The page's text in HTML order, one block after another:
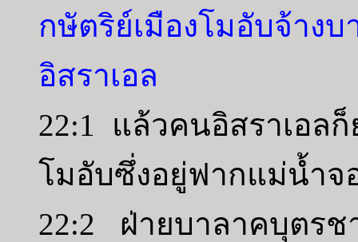
กษัตริย์เมืองโมอับจ้าง
อิสราเอล
22:1 แล้วคนอิสราเอล
โมอับซึ่งอยู่ฟากแม่น้ำจ
22:2 ฝ่ายบาลาคบุตรช